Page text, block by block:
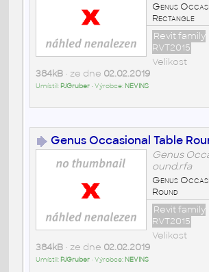
Genus
Rectangle
Revit family
RVT2015
Velikost
384kB• ze dne 02.02.2019
Umístil: PJGruber• Výrobce: NEVINS
Genus Occasional Table
Genus
ound.rfa
Genus
Round
Revit family
RVT2015
Velikost
384kB• ze dne 02.02.2019
Umístil: PJGruber• Výrobce: NEVINS